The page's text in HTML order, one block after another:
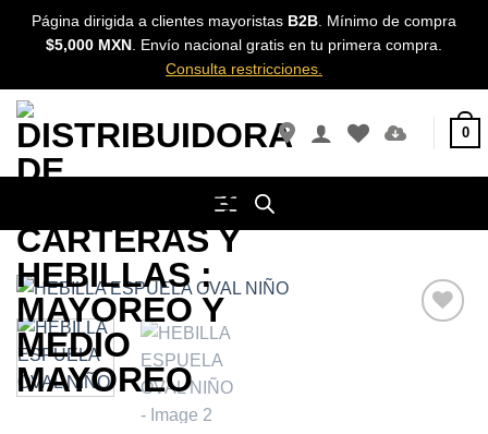
SkipPágina dirigida a clientes mayoristas B2B . Mínimo de compra
$5,000 MXN . Envío nacional gratis en tu primera compra.
Consulta restricciones.
0